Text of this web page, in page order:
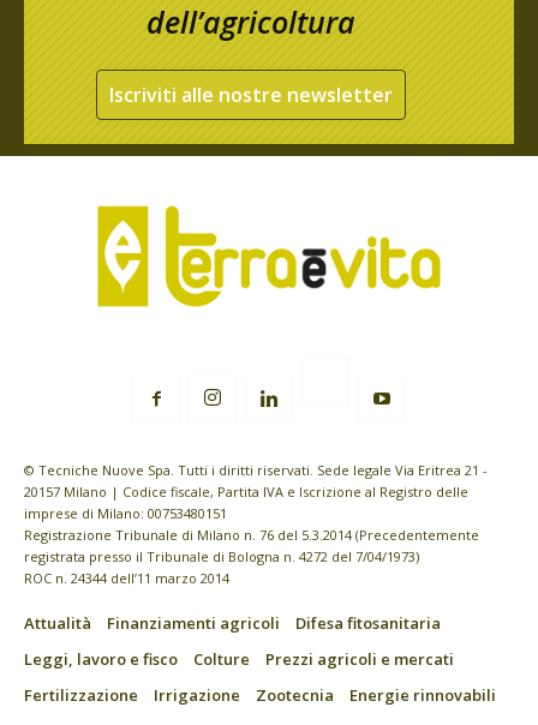
dell’agricoltura
Iscriviti alle nostre newsletter
© Tecniche Nuove Spa. Tutti i diritti riservati. Sede legale Via Eritrea 21 -
20157 Milano | Codice fiscale, Partita IVA e Iscrizione al Registro delle
imprese di Milano: 00753480151
Registrazione Tribunale di Milano n. 76 del 5.3.2014 (Precedentemente
registrata presso il Tribunale di Bologna n. 4272 del 7/04/1973)
ROC n. 24344 dell’11 marzo 2014
Attualità Finanziamenti agricoli
Difesa fitosanitaria
Leggi, lavoro e fisco
Colture
Prezzi agricoli e mercati
Fertilizzazione
Irrigazione Zootecnia
Energie rinnovabili